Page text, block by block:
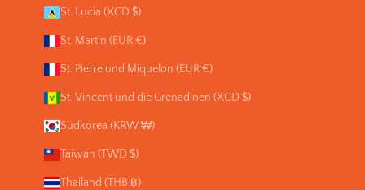
St. Lucia (XCD $)
St. Martin (EUR €)
St. Pierre und Miquelon (EUR €)
St. Vincent und die Grenadinen (XCD $)
Südkorea (KRW ₩)
Taiwan (TWD $)
Thailand (THB ฿)